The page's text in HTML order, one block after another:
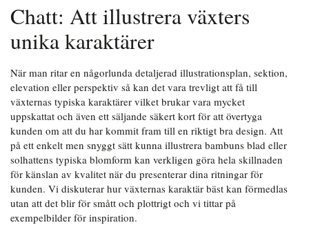
Chatt: Att illustrera växters
unika karaktärer
När man ritar en någorlunda detaljerad illustrationsplan, sektion,
elevation eller perspektiv så kan det vara trevligt att få till
växternas typiska karaktärer vilket brukar vara mycket
uppskattat och även ett säljande säkert kort för att övertyga
kunden om att du har kommit fram till en riktigt bra design. Att
på ett enkelt men snyggt sätt kunna illustrera bambuns blad eller
solhattens typiska blomform kan verkligen göra hela skillnaden
för känslan av kvalitet när du presenterar dina ritningar för
kunden. Vi diskuterar hur växternas karaktär bäst kan förmedlas
utan att det blir för smått och plottrigt och vi tittar på
exempelbilder för inspiration.